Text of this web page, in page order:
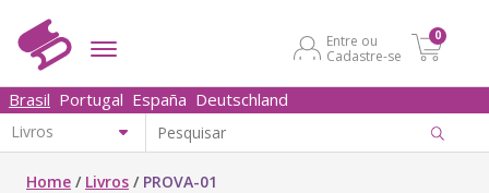
Entre ou
Cadastre-se
0
Brasil Portugal España Deutschland
Home / Livros / PROVA-01